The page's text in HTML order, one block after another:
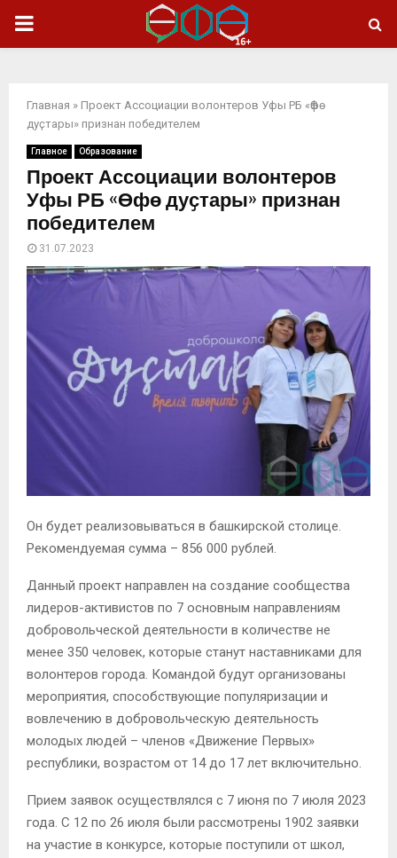
ОСНОВНОЕ
Главная » Проект Ассоциации волонтеров Уфы РБ «Өфө
дуҫтары» признан победителем
Главное Образование
Проект Ассоциации волонтеров
Уфы РБ «Өфө дуҫтары» признан
победителем
31.07.2023
Он будет реализовываться в башкирской столице.
Рекомендуемая сумма – 856 000 рублей.
Данный проект направлен на создание сообщества
лидеров-активистов по 7 основным направлениям
добровольческой деятельности в количестве не
менее 350 человек, которые станут наставниками для
волонтеров города. Командой будут организованы
мероприятия, способствующие популяризации и
вовлечению в добровольческую деятельность
молодых людей – членов «Движение Первых»
республики, возрастом от 14 до 17 лет включительно.
Прием заявок осуществлялся с 7 июня по 7 июля 2023
года. С 12 по 26 июля были рассмотрены 1902 заявки
на участие в конкурсе, которые поступили от школ,